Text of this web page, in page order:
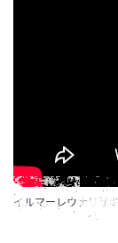
イルマーレウナリザ